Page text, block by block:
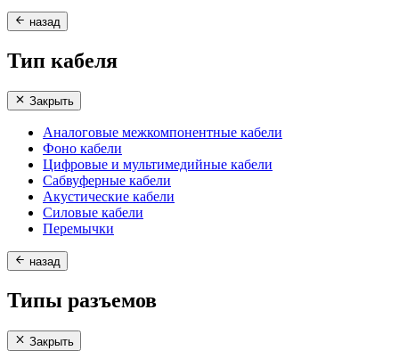
назад
Тип кабеля
Закрыть
Аналоговые межкомпонентные кабели
Фоно кабели
Цифровые и мультимедийные кабели
Сабвуферные кабели
Акустические кабели
Силовые кабели
Перемычки
назад
Типы разъемов
Закрыть